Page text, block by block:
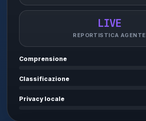
LIVE
REPORTISTICA AGENTE
Comprensione
Classificazione
Privacy locale